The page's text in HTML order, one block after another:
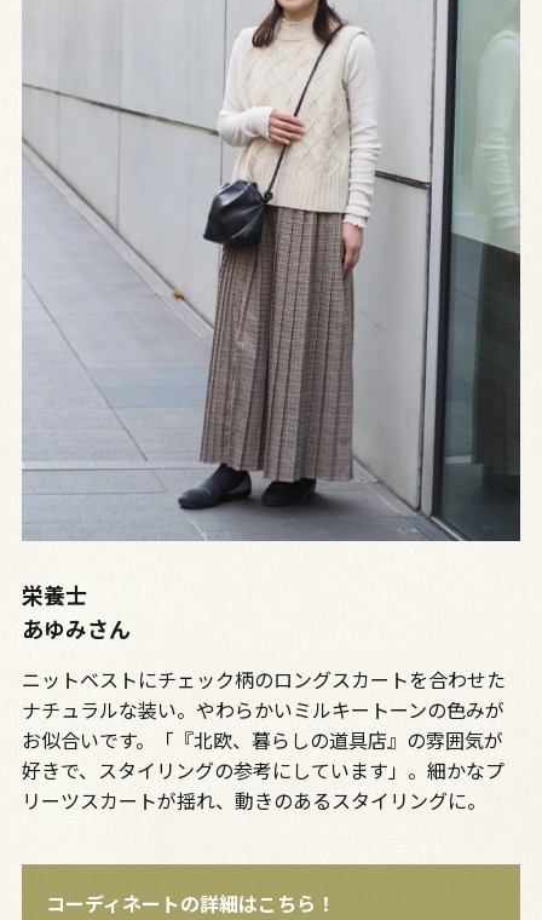
栄養士
あゆみさん
ニットベストにチェック柄のロングスカートを合わせた
ナチュラルな装い。やわらかいミルキートーンの色みが
お似合いです。「『北欧、暮らしの道具店』の雰囲気が
好きで、スタイリングの参考にしています」。細かなプ
リーツスカートが揺れ、動きのあるスタイリングに。
コーディネートの詳細はこちら！